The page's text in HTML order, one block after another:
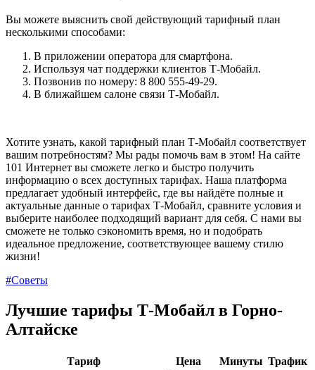
Вы можете выяснить свой действующий тарифный план
несколькими способами:
В приложении оператора для смартфона.
Используя чат поддержки клиентов Т-Мобайл.
Позвонив по номеру: 8 800 555‑49‑29.
В ближайшем салоне связи Т-Мобайл.
Хотите узнать, какой тарифный план Т-Мобайл соответствует
вашим потребностям? Мы рады помочь вам в этом! На сайте
101 Интернет вы сможете легко и быстро получить
информацию о всех доступных тарифах. Наша платформа
предлагает удобный интерфейс, где вы найдёте полные и
актуальные данные о тарифах Т-Мобайл, сравните условия и
выберите наиболее подходящий вариант для себя. С нами вы
сможете не только сэкономить время, но и подобрать
идеальное предложение, соответствующее вашему стилю
жизни!
#Советы
Лучшие тарифы Т‑Мобайл в Горно-
Алтайске
Тариф Цена Минуты Трафик